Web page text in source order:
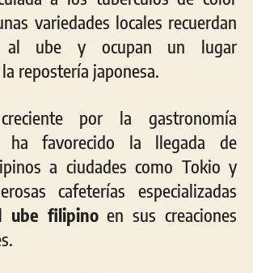
variedades locales recuerdan
al ube y ocupan un lugar
repostería japonesa.
por la gastronomía
ha favorecido la llegada de
a ciudades como Tokio y
cafeterías especializadas
ube filipinoen sus creaciones